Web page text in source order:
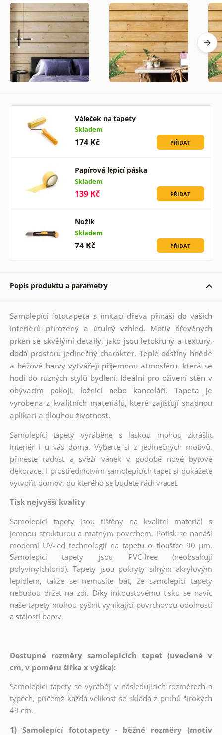
Váleček na tapety
Skladem
174 Kč PŘIDAT
Papírová lepicí páska
Skladem
139 Kč PŘIDAT
Nožík
Skladem
74 Kč PŘIDAT
Popis produktu a parametry
Samolepící fototapeta s imitací dřeva přináší do vašich
interiérů přirozený a útulný vzhled. Motiv dřevěných
prken se skvělými detaily, jako jsou letokruhy a textury,
dodá prostoru jedinečný charakter. Teplé odstíny hnědé
a béžové barvy vytvářejí příjemnou atmosféru, která se
hodí do různých stylů bydlení. Ideální pro oživení stěn v
obývacím pokoji, ložnici nebo kanceláři. Tapeta je
vyrobena z kvalitních materiálů, které zajišťují snadnou
aplikaci a dlouhou životnost.
Samolepící tapety vyráběné s láskou mohou zkrášlit
interiér i u vás doma. Vyberte si z jedinečných motivů,
přineste radost a svěží vánek v podobě nové bytové
dekorace. I prostřednictvím samolepících tapet si dokážete
vytvořit domov, do kterého se budete rádi vracet.
Tisk nejvyšší kvality
Samolepící tapety jsou tištěny na kvalitní materiál s
jemnou strukturou a matným povrchem. Potisk se nanáší
moderní UV-led technologií na tapetu o tloušťce 90 µm.
Samolepicí tapety jsou PVC-free (neobsahují
polyvinylchlorid). Tapety jsou pokryty silným akrylovým
lepidlem, takže se nemusíte bát, že samolepící tapety
nebudou držet na zdi. Díky inkoustovému tisku se navíc
naše tapety mohou pyšnit vynikající povrchovou odolností
a stálostí barev.
Dostupné rozměry samolepících tapet (uvedené v
cm, v poměru šířka x výška):
Samolepicí tapety se vyrábějí v následujících rozměrech a
typech, přičemž každá velikost se skládá z pruhů širokých
49 cm.
1) Samolepící fototapety - běžné rozměry (motiv